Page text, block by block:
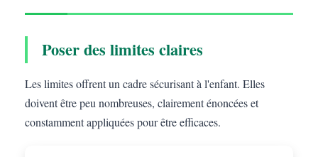
Poser des limites claires
Les limites offrent un cadre sécurisant à l'enfant. Elles
doivent être peu nombreuses, clairement énoncées et
constamment appliquées pour être efficaces.